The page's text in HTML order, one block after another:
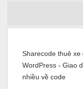
Sharecode thuê
WordPress - Giao
nhiều về code